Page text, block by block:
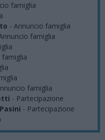
famiglia
- Annuncio famiglia
famiglia
famiglia
famiglia
- Partecipazione
- Partecipazione